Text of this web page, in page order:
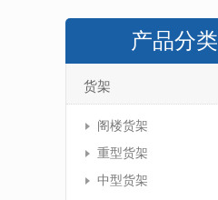
产品分类
货架
阁楼货架
重型货架
中型货架